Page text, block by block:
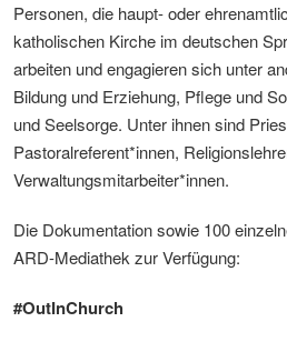
Personen, die haupt- oder
katholischen Kirche im deutschen
arbeiten und engagieren sich unter
Bildung und Erziehung, Pflege und
und Seelsorge. Unter ihnen sind
Pastoralreferent*innen,
Verwaltungsmitarbeiter*innen.
Die Dokumentation sowie 100
ARD-Mediathek zur Verfügung:
#OutInChurch